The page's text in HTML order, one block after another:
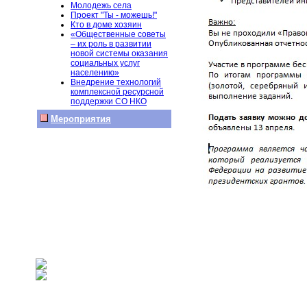
Молодежь села
Проект "Ты - можешь!"
Кто в доме хозяин
«Общественные советы
– их роль в развитии
новой системы оказания
социальных услуг
населению»
Внедрение технологий
комплексной ресурсной
поддержки СО НКО
Мероприятия